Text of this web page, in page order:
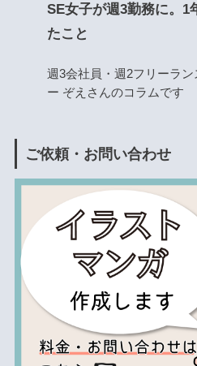
SE女子が週3勤務に。1
たこと
週3会社員・週2フリーラ
ー ぞえさんのコラムです
ご依頼・お問い合わせ